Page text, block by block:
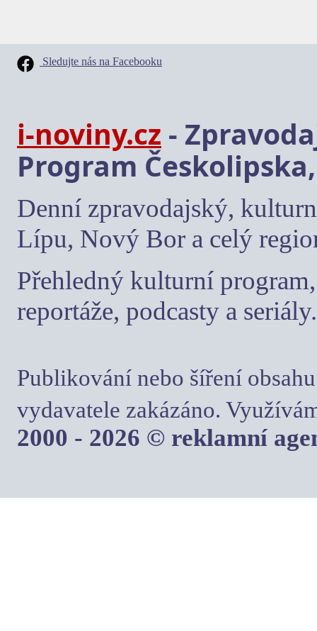
Sledujte nás na Facebooku
i-noviny.cz -
Program
Denní zpravodajský,
Lípu, Nový Bor a celý
Přehledný kulturní
reportáže, podcasty a seriály.
Publikování nebo šíření
vydavatele zakázáno.
2000 - 2026 © reklamní